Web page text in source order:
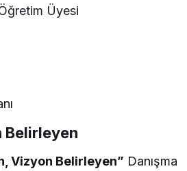
Üyesi
Belirleyen
Vizyon Belirleyen” Danışma